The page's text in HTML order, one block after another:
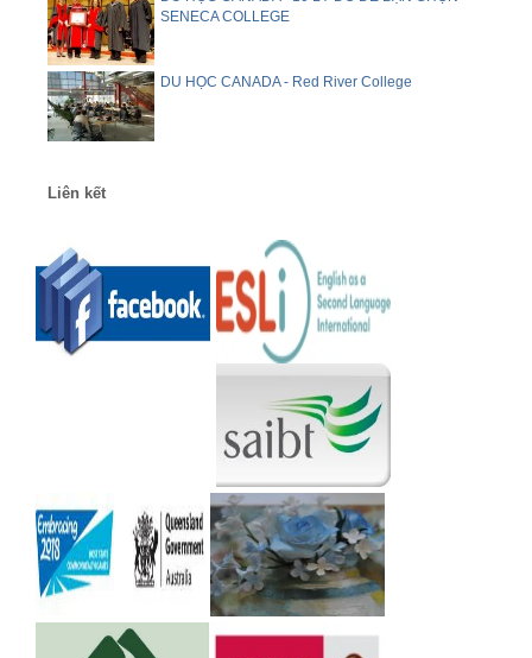
SENECA COLLEGE
DU HỌC CANADA - Red River College
Liên kết